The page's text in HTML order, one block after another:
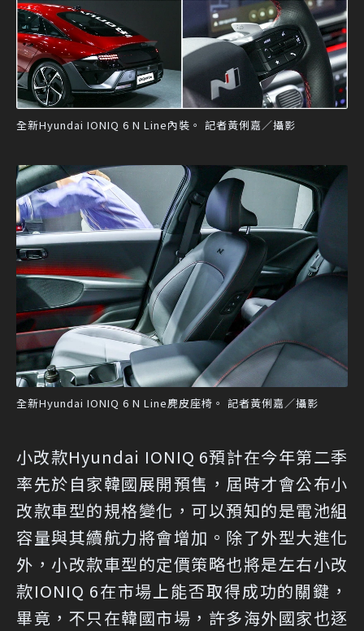
全新Hyundai IONIQ 6 N Line內裝。 記者黃俐嘉／攝影
全新Hyundai IONIQ 6 N Line麂皮座椅。 記者黃俐嘉／攝影
小改款Hyundai IONIQ 6預計在今年第二季
率先於自家韓國展開預售，屆時才會公布小
改款車型的規格變化，可以預知的是電池組
容量與其續航力將會增加。除了外型大進化
外，小改款車型的定價策略也將是左右小改
款IONIQ 6在市場上能否取得成功的關鍵，
畢竟，不只在韓國市場，許多海外國家也逐